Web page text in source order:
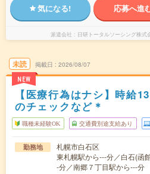
気になる! 応募へ進
派遣会社 日研トータルソーシング株
未読
NEW
掲載日 2026/08/07
【医療行為はナシ】時給
のチェックなど＊
職種未経験OK 交通費別途支給あり
勤務地
札幌市白石区
東札幌駅から---分／白石(函
-分／南郷７丁目駅から---分